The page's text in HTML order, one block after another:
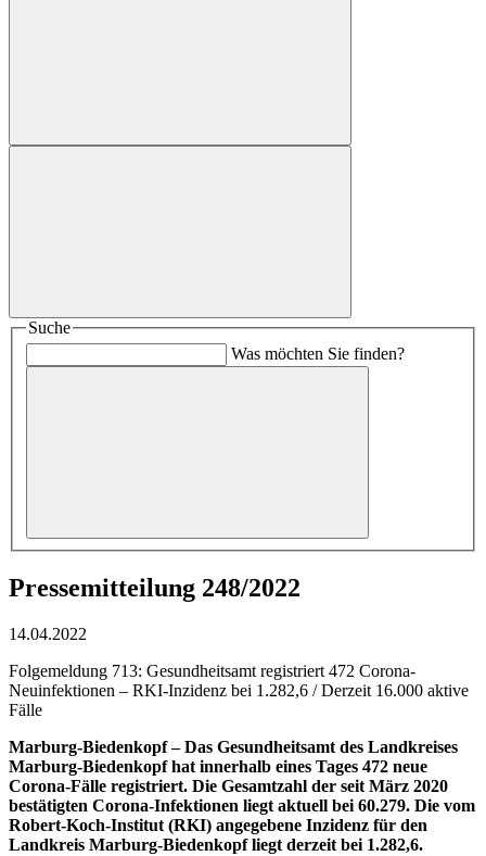
Suche
Was möchten Sie finden?
Pressemitteilung 248/2022
14.04.2022
Folgemeldung 713: Gesundheitsamt registriert 472 Corona-
Neuinfektionen – RKI-Inzidenz bei 1.282,6 / Derzeit 16.000 aktive
Fälle
Marburg-Biedenkopf –Das Gesundheitsamt des Landkreises
Marburg-Biedenkopf hat innerhalb eines Tages 472 neue
Corona-Fälle registriert. Die Gesamtzahl der seit März 2020
bestätigten Corona-Infektionen liegt aktuell bei 60.279. Die vom
Robert-Koch-Institut (RKI) angegebene Inzidenz für den
Landkreis Marburg-Biedenkopf liegt derzeit bei 1.282,6.